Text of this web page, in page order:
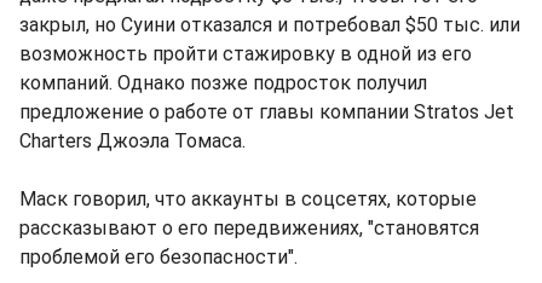
закрыл, но Суини отказался и потребовал $50 тыс. или
возможность пройти стажировку в одной из его
компаний. Однако позже подросток получил
предложение о работе от главы компании Stratos Jet
Charters Джоэла Томаса.
Маск говорил, что аккаунты в соцсетях, которые
рассказывают о его передвижениях, "становятся
проблемой его безопасности".